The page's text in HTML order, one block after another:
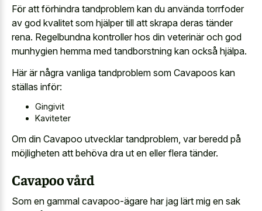
För att förhindra tandproblem kan du använda torrfoder
av god kvalitet som hjälper till att skrapa deras tänder
rena. Regelbundna kontroller hos din veterinär och god
munhygien hemma med tandborstning kan också hjälpa.
Här är några vanliga tandproblem som Cavapoos kan
ställas inför:
Gingivit
Kaviteter
Om din Cavapoo utvecklar tandproblem, var beredd på
möjligheten att behöva dra ut en eller flera tänder.
Cavapoo vård
Som en gammal cavapoo-ägare har jag lärt mig en sak